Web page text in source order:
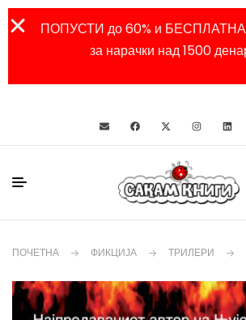
ПОПУСТИ до 60% и
за нарачки над 1500
ПОЧЕТНА ФИКЦИЈА ТРИЛЕРИ